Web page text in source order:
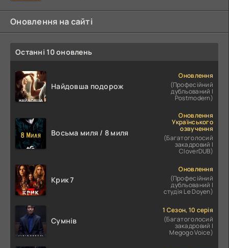
Оновлення на сайті
Останні 10 оновлень
Найдовша подорож
Оновлення
(Професійний
дубльований |
Postmodern)
Восьма миля / 8 миля
Оновлення
Українського
озвучення
(Багатоголосий
закадровий |
CloverDUB)
Крик 7
Оновлення
(Професійний
дубльований |
студія Le Doyen)
Сумнів
1 Сезон, 10 серія
(Багатоголосий
закадровий |
Megogo Voice)